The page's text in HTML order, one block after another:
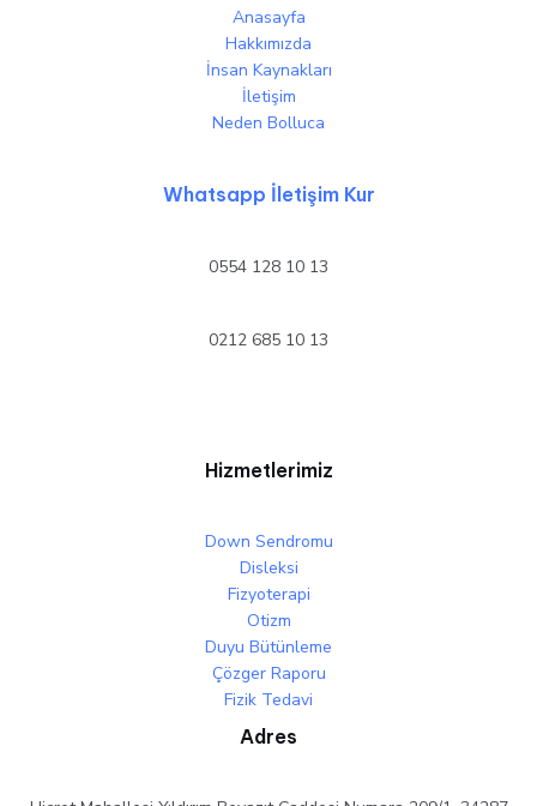
Anasayfa
Hakkımızda
İnsan Kaynakları
İletişim
Neden Bolluca
Whatsapp İletişim Kur
0554 128 10 13
0212 685 10 13
Hizmetlerimiz
Down Sendromu
Disleksi
Fizyoterapi
Otizm
Duyu Bütünleme
Çözger Raporu
Fizik Tedavi
Adres